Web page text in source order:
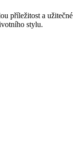
příležitost a užitečné
stylu.